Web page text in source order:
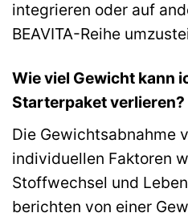
integrieren oder auf
BEAVITA-Reihe
Wie viel Gewicht kann
Starterpaket verlieren?
Die Gewichtsabnahme
individuellen Faktoren
Stoffwechsel und
berichten von einer